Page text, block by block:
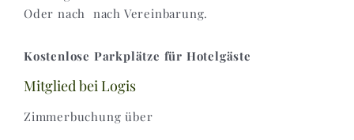
Oder nach nach Vereinbarung.
Kostenlose Parkplätze für Hotelgäste
Mitglied bei Logis
Zimmerbuchung über